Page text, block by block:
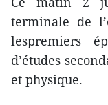
terminale de
lespremiers
d’études
et physique.